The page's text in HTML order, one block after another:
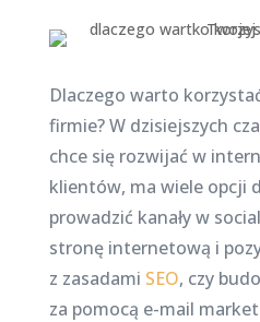
Dlaczego warto
firmie? W dzisiejszych
chce się rozwijać w
klientów, ma wiele opcji
prowadzić kanały w
stronę internetową i
z zasadami SEO, czy
za pomocą e-mail